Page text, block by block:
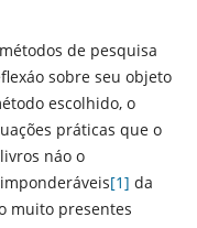
de pesquisa
sobre seu objeto
escolhido, o
práticas que o
náo o
[1] da
muito presentes